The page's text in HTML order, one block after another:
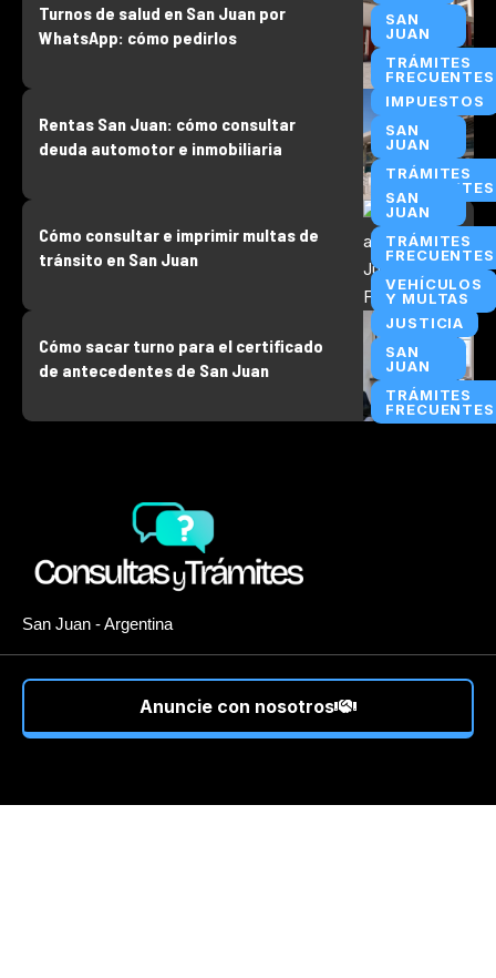
SAN
JUAN
TRÁMITES
FRECUENTES
Turnos de salud en San Juan por
WhatsApp: cómo pedirlos
IMPUESTOS
SAN
JUAN
TRÁMITES
FRECUENTES
Rentas San Juan: cómo consultar
deuda automotor e inmobiliaria
SAN
JUAN
TRÁMITES
FRECUENTES
VEHÍCULOS
Y MULTAS
Cómo consultar e imprimir multas de
tránsito en San Juan
JUSTICIA
SAN
JUAN
TRÁMITES
FRECUENTES
Cómo sacar turno para el certificado
de antecedentes de San Juan
San Juan - Argentina
Anuncie con nosotros